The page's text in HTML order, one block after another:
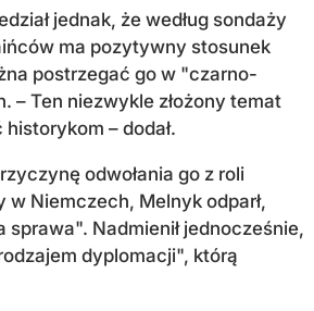
jednak, że według sondaży
ma pozytywny stosunek
postrzegać go w "czarno-
– Ten niezwykle złożony temat
– dodał.
odwołania go z roli
w Niemczech, Melnyk odparł,
sprawa". Nadmienił jednocześnie,
dyplomacji", którą